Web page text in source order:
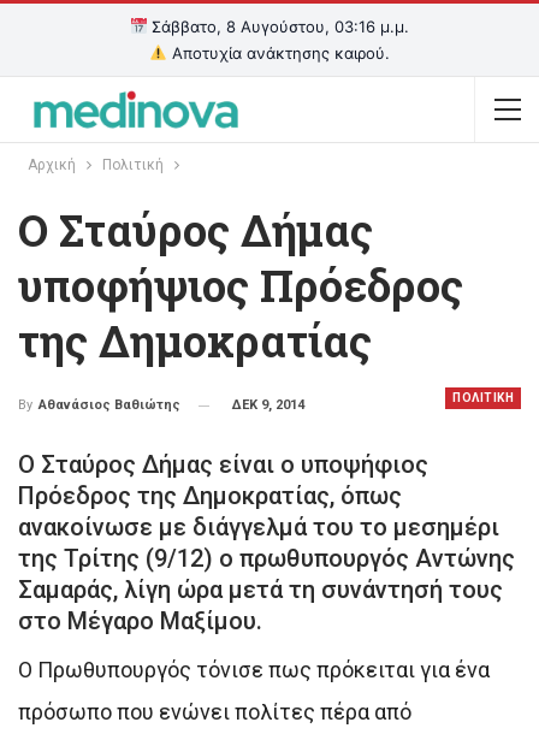
Σάββατο, 8 Αυγούστου, 03:16 μ.μ.
Αποτυχία ανάκτησης καιρού.
Αρχική Πολιτική
Ο Σταύρος Δήμας
υποφήψιος Πρόεδρος
της Δημοκρατίας
ΠΟΛΙΤΙΚΗ
By Αθανάσιος Βαθιώτης ΔΕΚ 9, 2014
Ο Σταύρος Δήμας είναι ο υποψήφιος
Πρόεδρος της Δημοκρατίας, όπως
ανακοίνωσε με διάγγελμά του το μεσημέρι
της Τρίτης (9/12) ο πρωθυπουργός Αντώνης
Σαμαράς, λίγη ώρα μετά τη συνάντησή τους
στο Μέγαρο Μαξίμου.
Ο Πρωθυπουργός τόνισε πως πρόκειται για ένα
πρόσωπο που ενώνει πολίτες πέρα από